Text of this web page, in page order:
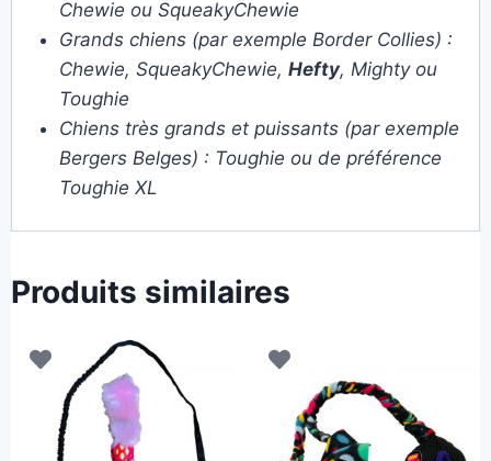
Chewie ou SqueakyChewie
Grands chiens (par exemple Border Collies) :
Chewie, SqueakyChewie, Hefty, Mighty ou
Toughie
Chiens très grands et puissants (par exemple
Bergers Belges) : Toughie ou de préférence
Toughie XL
Produits similaires